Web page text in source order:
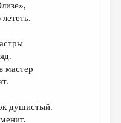
мастер
душистый.